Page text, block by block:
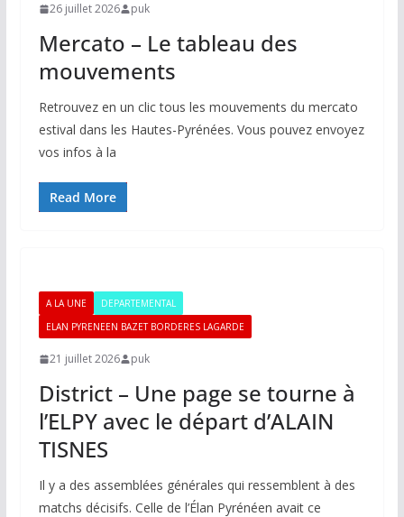
26 juillet 2026 puk
Mercato – Le tableau des
mouvements
Retrouvez en un clic tous les mouvements du mercato
estival dans les Hautes-Pyrénées. Vous pouvez envoyez
vos infos à la
Read More
A LA UNE
DEPARTEMENTAL
ELAN PYRENEEN BAZET BORDERES LAGARDE
21 juillet 2026 puk
District – Une page se tourne à
l’ELPY avec le départ d’ALAIN
TISNES
Il y a des assemblées générales qui ressemblent à des
matchs décisifs. Celle de l’Élan Pyrénéen avait ce